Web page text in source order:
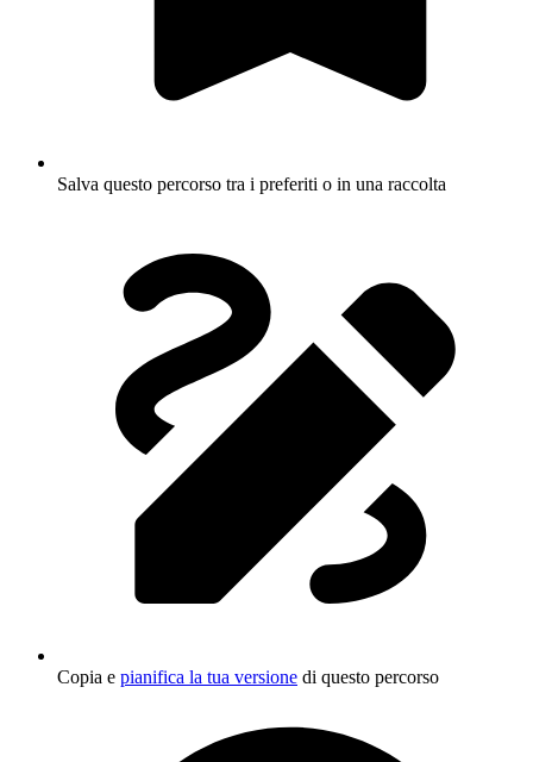
Salva questo percorso tra i preferiti o in una raccolta
Copia e pianifica la tua versione di questo percorso